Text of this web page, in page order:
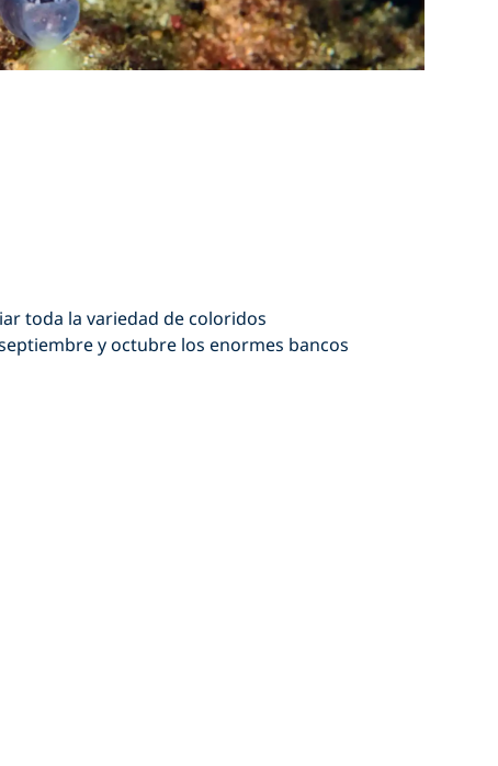
toda la variedad de coloridos
y octubre los enormes bancos